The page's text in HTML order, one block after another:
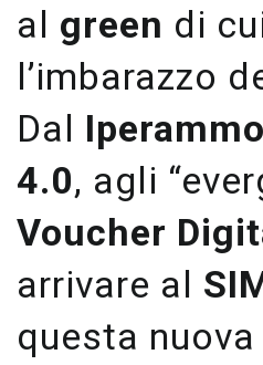
al green di
l’imbarazzo
Dal
4.0, agli
Voucher
arrivare al
questa